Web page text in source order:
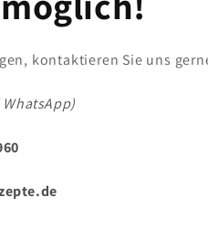
kontaktieren Sie uns